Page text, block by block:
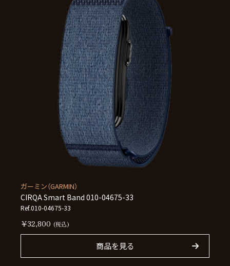
ガーミン（GARMIN）
CIRQA Smart Band 010-04675-33
Ref.010-04675-33
￥32,800 (税込)
商品を見る